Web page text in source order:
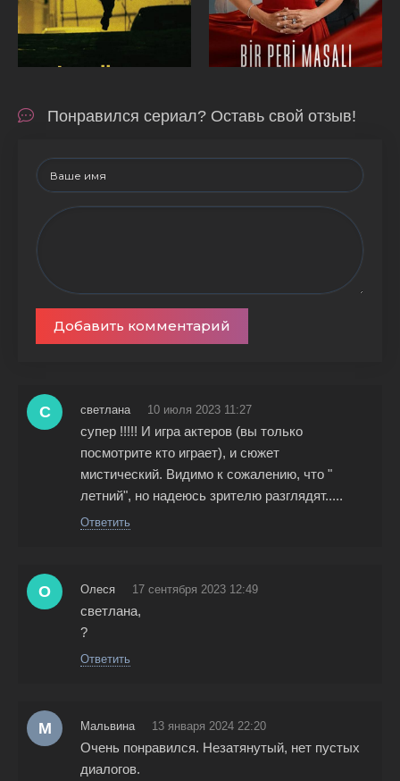
Понравился сериал? Оставь свой отзыв!
Добавить комментарий
С светлана 10 июля 2023 11:27
супер !!!!! И игра актеров (вы только
посмотрите кто играет), и сюжет
мистический. Видимо к сожалению, что "
летний", но надеюсь зрителю разглядят.....
Ответить
О Олеся 17 сентября 2023 12:49
светлана,
?
Ответить
М Мальвина 13 января 2024 22:20
Очень понравился. Незатянутый, нет пустых
диалогов.